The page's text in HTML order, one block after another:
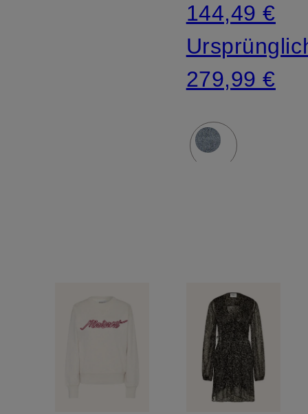
144,49 €
279,99 €